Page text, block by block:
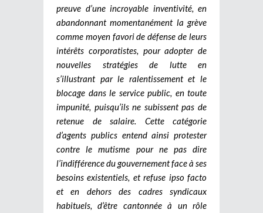
preuve d’une incroyable inventivité, en
abandonnant momentanément la grève
comme moyen favori de défense de leurs
intérêts corporatistes, pour adopter de
nouvelles stratégies de lutte en
s’illustrant par le ralentissement et le
blocage dans le service public, en toute
impunité, puisqu’ils ne subissent pas de
retenue de salaire. Cette catégorie
d’agents publics entend ainsi protester
contre le mutisme pour ne pas dire
l’indifférence du gouvernement face à ses
besoins existentiels, et refuse ipso facto
et en dehors des cadres syndicaux
habituels, d’être cantonnée à un rôle